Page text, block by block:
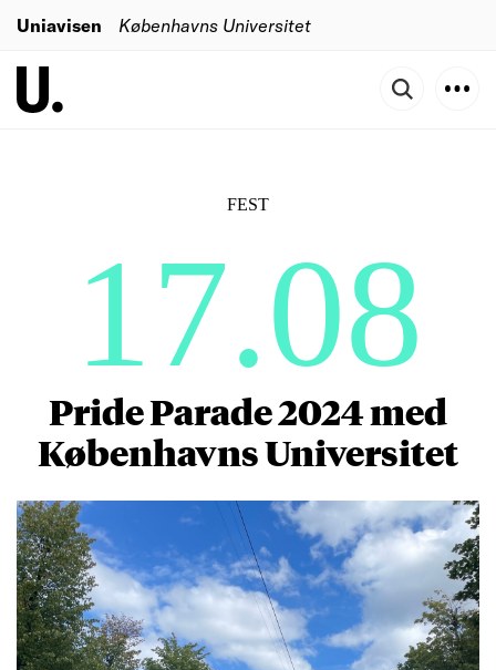
Uniavisen Københavns Universitet
FEST
17.08
Pride Parade 2024 med
Københavns Universitet